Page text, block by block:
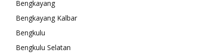
Bengkayang
Bengkayang Kalbar
Bengkulu
Bengkulu Selatan